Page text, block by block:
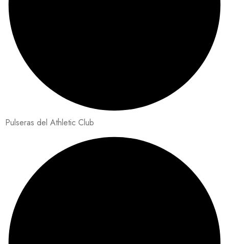
Pulseras del Athletic Club